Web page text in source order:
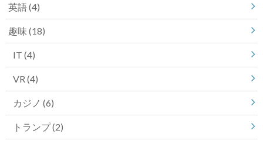
英語(4)
趣味 (18)
IT (4)
VR (4)
カジノ (6)
トランプ(2)